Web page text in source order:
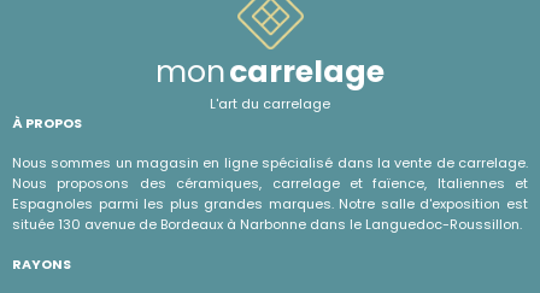
moncarrelage
L'art du carrelage
À PROPOS
Nous sommes un magasin en ligne spécialisé dans la vente de carrelage.
Nous proposons des céramiques, carrelage et faïence, Italiennes et
Espagnoles parmi les plus grandes marques. Notre salle d'exposition est
située 130 avenue de Bordeaux à Narbonne dans le Languedoc-Roussillon.
RAYONS